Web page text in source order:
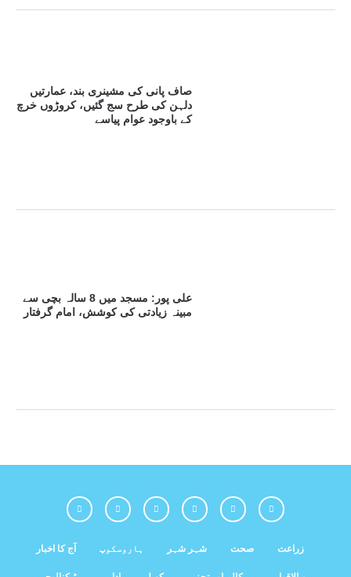
صاف پانی کی مشینری بند، عمارتیں
دلہن کی طرح سج گئیں، کروڑوں خرچ
کے باوجود عوام پیاسے
علی پور: مسجد میں 8 سالہ بچی سے
مبینہ زیادتی کی کوشش، امام گرفتار
آج کا اخبار ہاروسکوپ شہر شہر صحت زراعت